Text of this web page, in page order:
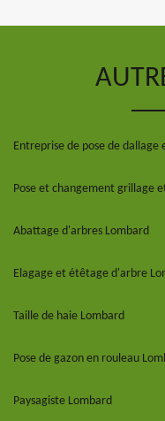
Entreprise de pose de dallage
Pose et changement grillage
Abattage d'arbres Lombard
Elagage et étêtage d'arbre
Taille de haie Lombard
Pose de gazon en rouleau
Paysagiste Lombard